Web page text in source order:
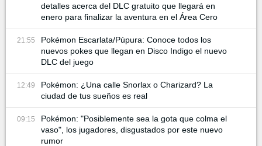
detalles acerca del DLC gratuito que llegará en
enero para finalizar la aventura en el Área Cero
21:55
Pokémon Escarlata/Púpura: Conoce todos los
nuevos pokes que llegan en Disco Indigo el nuevo
DLC del juego
12:49
Pokémon: ¿Una calle Snorlax o Charizard? La
ciudad de tus sueños es real
09:15
Pokémon: "Posiblemente sea la gota que colma el
vaso", los jugadores, disgustados por este nuevo
rumor